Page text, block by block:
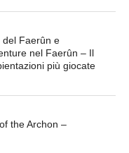
del Faerûn e
nel Faerûn – Il
più giocate
the Archon –